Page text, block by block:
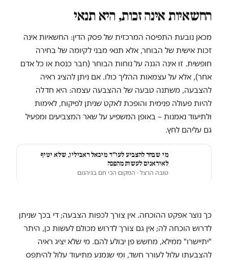
החשאיות אינה זכות, היא תנאי
מכאן נובעת התפיסה המרכזית של פסק הדין: החשאיות אינה
זכות אישית של הבוחר, אלא תנאי מבני לקיומה של בחירה
חופשית. זו אינה הגנה על נוחות הבוחר (חבר כנסת או כל אדם
אחר), אלא על עצמאות ההליך כולו. אם ניתן להציג ראיה
להצבעה, משתנה טבעה של ההצבעה עצמה: היא חדלה
להיות פעולה פנימית והופכת לאקט שניתן לפיקוח, לאימות
ולתיעוד נאמנות – באופן המשפיע על שאר המצביעים ומפעיל
גם עליהם לחץ.
מי שבחר להצביע לעו״ד מיכאל ראביליו, שלא יטיף
לאיראנים לעשות מהפכה
טובה הרצל · המקום הכי חם בגיהנום
כך נוצר אפקט ההוכחה. אין צורך לכפות הצבעה; די בכך שניתן
לדרוש הוכחה לה; אין גם צורך לדרוש מכולם לעשות כן, היתר
"יתיישרו" ממילא, מחשש פן יבולע להם. מי שלא יציג ראיה
להצבעתו עלול לעורר חשד, ומי שנמנע מתיעוד עלול להיתפס